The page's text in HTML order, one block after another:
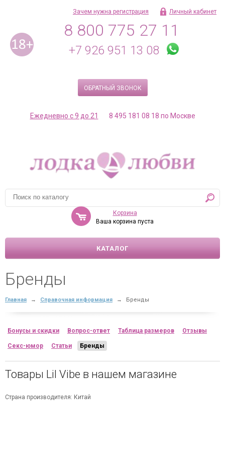
8 800 775 27 11
+7 926 951 13 08
ОБРАТНЫЙ ЗВОНОК
Зачем нужна регистрация Личный кабинет
Ежедневно с 9 до 21 8 495 181 08 18 по Москве
Корзина
Ваша корзина пуста
КАТАЛОГ
Бренды
Главная → Справочная информация → Бренды
Бонусы и скидки Вопрос-ответ Таблица размеров Отзывы
Секс-юмор Статьи Бренды
Товары Lil Vibe в нашем магазине
Страна производителя: Китай